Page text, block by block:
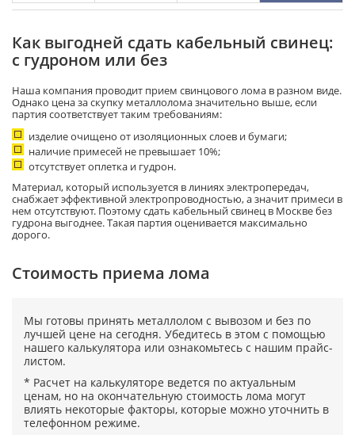
Как выгодней сдать кабельный свинец:
с гудроном или без
Наша компания проводит прием свинцового лома в разном виде.
Однако цена за скупку металлолома значительно выше, если
партия соответствует таким требованиям:
изделие очищено от изоляционных слоев и бумаги;
наличие примесей не превышает 10%;
отсутствует оплетка и гудрон.
Материал, который используется в линиях электропередач,
снабжает эффективной электропроводностью, а значит примеси в
нем отсутствуют. Поэтому сдать кабельный свинец в Москве без
гудрона выгоднее. Такая партия оценивается максимально
дорого.
Cтоимость приема лома
Мы готовы принять металлолом с вывозом и без по
лучшей цене на сегодня. Убедитесь в этом с помощью
нашего калькулятора или ознакомьтесь с нашим прайс-
листом.
* Расчет на калькуляторе ведется по актуальным
ценам, но на окончательную стоимость лома могут
влиять некоторые факторы, которые можно уточнить в
телефонном режиме.